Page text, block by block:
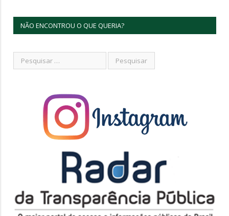
NÃO ENCONTROU O QUE QUERIA?